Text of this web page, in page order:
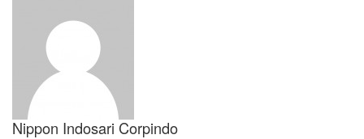
Nippon Indosari Corpindo